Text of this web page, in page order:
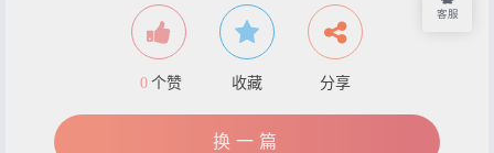
0 个赞 收藏 分享
换一篇
客服